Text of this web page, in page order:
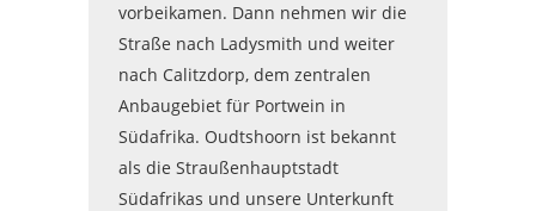
vorbeikamen. Dann nehmen wir die
Straße nach Ladysmith und weiter
nach Calitzdorp, dem zentralen
Anbaugebiet für Portwein in
Südafrika. Oudtshoorn ist bekannt
als die Straußenhauptstadt
Südafrikas und unsere Unterkunft